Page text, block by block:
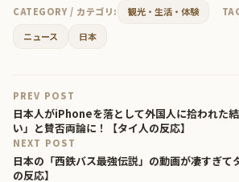
CATEGORY / カテゴリ: 観光・生活・体験
ニュース
日本
PREV POST
日本人がiPhoneを落として外国人に拾われた
い」と賛否両論に！【タイ人の反応】
NEXT POST
日本の「西鉄バス最強伝説」の動画が凄すぎて
の反応】